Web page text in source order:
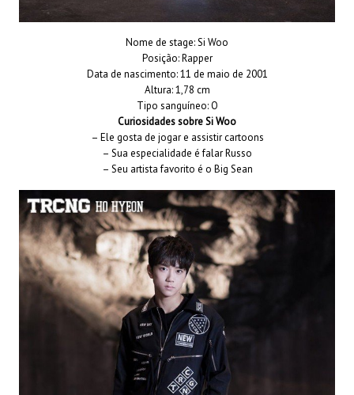
Nome de stage: Si Woo
Posição: Rapper
Data de nascimento: 11 de maio de 2001
Altura: 1,78 cm
Tipo sanguíneo: O
Curiosidades sobre Si Woo
– Ele gosta de jogar e assistir cartoons
– Sua especialidade é falar Russo
– Seu artista favorito é o Big Sean